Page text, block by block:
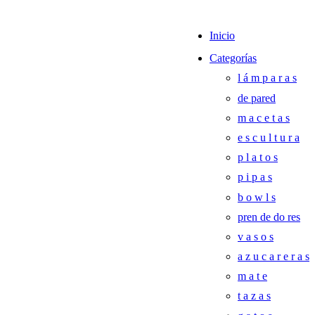
Inicio
Categorías
l á m p a r a s
de pared
m a c e t a s
e s c u l t u r a
p l a t o s
p i p a s
b o w l s
pren de do res
v a s o s
a z u c a r e r a s
m a t e
t a z a s